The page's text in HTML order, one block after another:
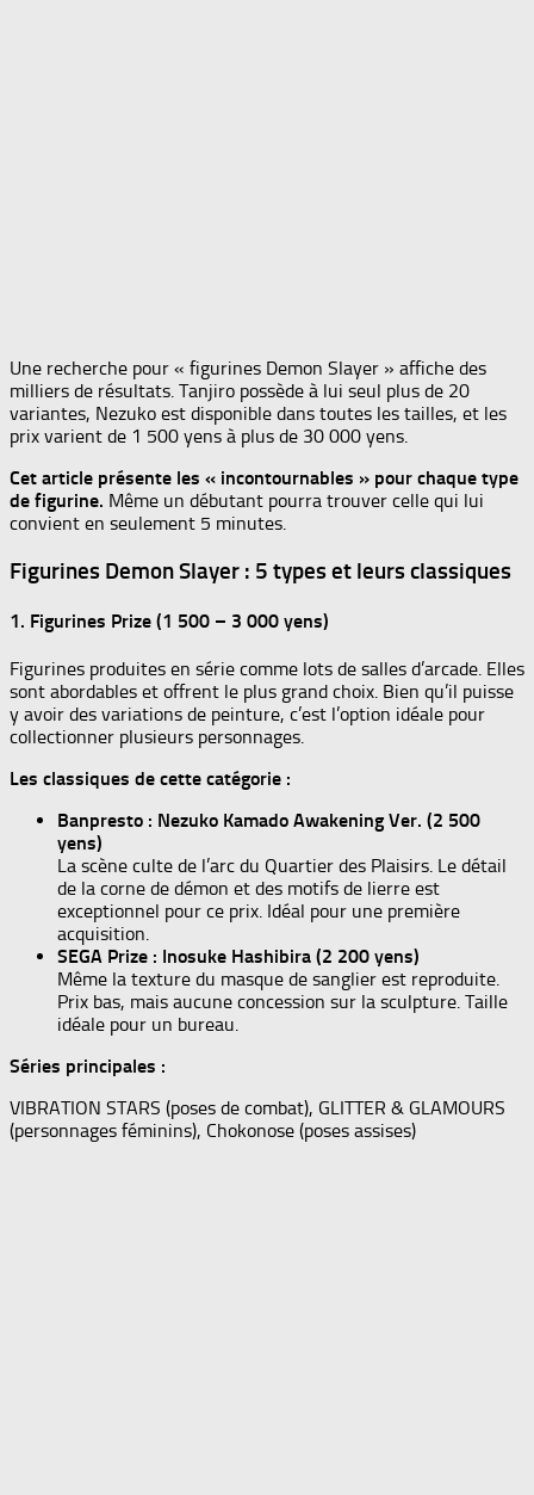
Une recherche pour « figurines Demon Slayer » affiche des
milliers de résultats. Tanjiro possède à lui seul plus de 20
variantes, Nezuko est disponible dans toutes les tailles, et les
prix varient de 1 500 yens à plus de 30 000 yens.
Cet article présente les « incontournables » pour chaque type
de figurine. Même un débutant pourra trouver celle qui lui
convient en seulement 5 minutes.
Figurines Demon Slayer : 5 types et leurs classiques
1. Figurines Prize (1 500 – 3 000 yens)
Figurines produites en série comme lots de salles d’arcade. Elles
sont abordables et offrent le plus grand choix. Bien qu’il puisse
y avoir des variations de peinture, c’est l’option idéale pour
collectionner plusieurs personnages.
Les classiques de cette catégorie :
Banpresto : Nezuko Kamado Awakening Ver. (2 500
yens)
La scène culte de l’arc du Quartier des Plaisirs. Le détail
de la corne de démon et des motifs de lierre est
exceptionnel pour ce prix. Idéal pour une première
acquisition.
SEGA Prize : Inosuke Hashibira (2 200 yens)
Même la texture du masque de sanglier est reproduite.
Prix bas, mais aucune concession sur la sculpture. Taille
idéale pour un bureau.
Séries principales :
VIBRATION STARS (poses de combat), GLITTER & GLAMOURS
(personnages féminins), Chokonose (poses assises)